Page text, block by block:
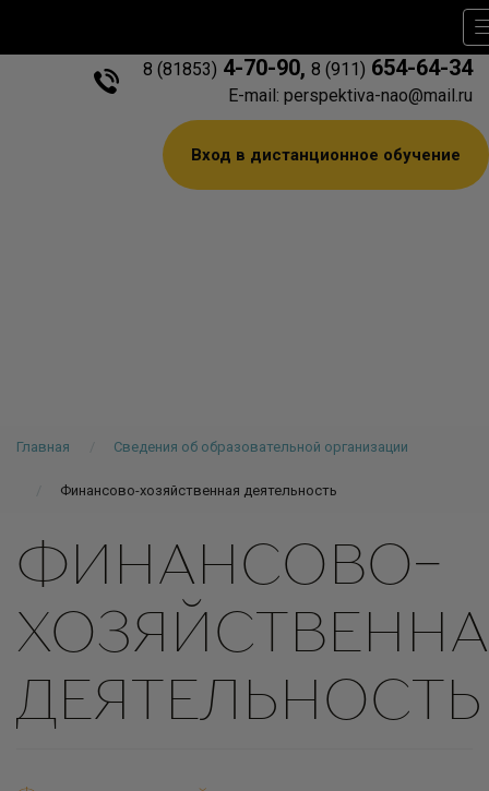
8 (81853) 4-70-90, 8 (911) 654-64-34
E-mail: perspektiva-nao@mail.ru
Вход в дистанционное обучение
Главная Сведения об образовательной организации
Финансово-хозяйственная деятельность
ФИНАНСОВО-
ДЕЯТЕЛЬНОСТЬ